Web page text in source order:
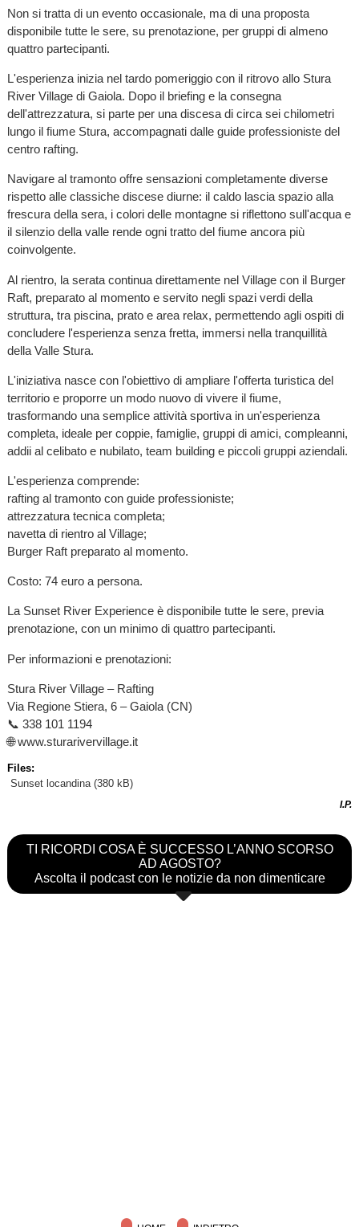
Non si tratta di un evento occasionale, ma di una proposta
disponibile tutte le sere, su prenotazione, per gruppi di almeno
quattro partecipanti.
L'esperienza inizia nel tardo pomeriggio con il ritrovo allo Stura
River Village di Gaiola. Dopo il briefing e la consegna
dell'attrezzatura, si parte per una discesa di circa sei chilometri
lungo il fiume Stura, accompagnati dalle guide professioniste del
centro rafting.
Navigare al tramonto offre sensazioni completamente diverse
rispetto alle classiche discese diurne: il caldo lascia spazio alla
frescura della sera, i colori delle montagne si riflettono sull'acqua e
il silenzio della valle rende ogni tratto del fiume ancora più
coinvolgente.
Al rientro, la serata continua direttamente nel Village con il Burger
Raft, preparato al momento e servito negli spazi verdi della
struttura, tra piscina, prato e area relax, permettendo agli ospiti di
concludere l'esperienza senza fretta, immersi nella tranquillità
della Valle Stura.
L'iniziativa nasce con l'obiettivo di ampliare l'offerta turistica del
territorio e proporre un modo nuovo di vivere il fiume,
trasformando una semplice attività sportiva in un'esperienza
completa, ideale per coppie, famiglie, gruppi di amici, compleanni,
addii al celibato e nubilato, team building e piccoli gruppi aziendali.
L'esperienza comprende:
rafting al tramonto con guide professioniste;
attrezzatura tecnica completa;
navetta di rientro al Village;
Burger Raft preparato al momento.
Costo: 74 euro a persona.
La Sunset River Experience è disponibile tutte le sere, previa
prenotazione, con un minimo di quattro partecipanti.
Per informazioni e prenotazioni:
Stura River Village – Rafting
Via Regione Stiera, 6 – Gaiola (CN)
📞 338 101 1194
🌐 www.sturarivervillage.it
Files:
Sunset locandina(380 kB)
I.P.
TI RICORDI COSA È SUCCESSO L’ANNO SCORSO
AD AGOSTO?
Ascolta il podcast con le notizie da non dimenticare